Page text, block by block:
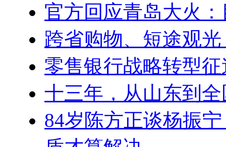
官方回应青岛大火
跨省购物、短途观
零售银行战略转型
十三年，从山东到
84岁陈方正谈杨振